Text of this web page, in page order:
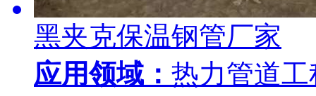
黑夹克保温钢管厂家
应用领域： 热力管道工